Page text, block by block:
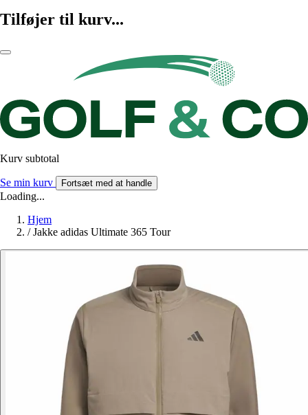
Tilføjer til kurv...
Kurv subtotal
Se min kurv Fortsæt med at handle
Loading...
Hjem
/ Jakke adidas Ultimate 365 Tour